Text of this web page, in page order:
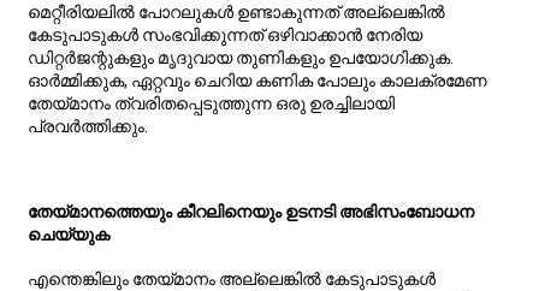
മെറ്റീരിയലിൽ പോറലുകൾ ഉണ്ടാകുന്നത് അല്ലെങ്കിൽ
കേടുപാടുകൾ സംഭവിക്കുന്നത് ഒഴിവാക്കാൻ നേരിയ
ഡിറ്റർജന്റുകളും മൃദുവായ തുണികളും ഉപയോഗിക്കുക.
ഓർമ്മിക്കുക, ഏറ്റവും ചെറിയ കണിക പോലും കാലക്രമേണ
തേയ്മാനം ത്വരിതപ്പെടുത്തുന്ന ഒരു ഉരച്ചിലായി
പ്രവർത്തിക്കും.
തേയ്മാനത്തെയും കീറലിനെയും ഉടനടി അഭിസംബോധന
ചെയ്യുക
എന്തെങ്കിലും തേയ്മാനം അല്ലെങ്കിൽ കേടുപാടുകൾ